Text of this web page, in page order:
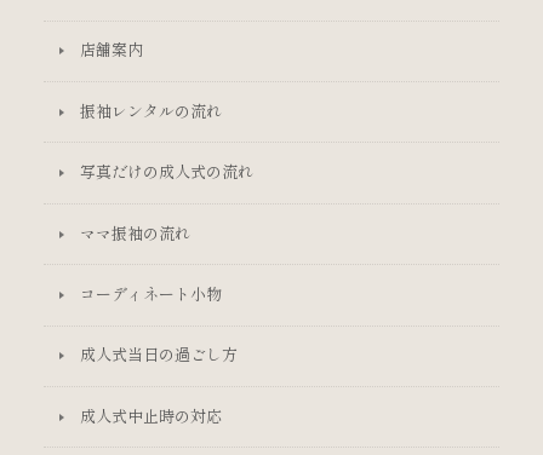
店舗案内
振袖レンタルの流れ
写真だけの成人式の流れ
ママ振袖の流れ
コーディネート小物
成人式当日の過ごし方
成人式中止時の対応